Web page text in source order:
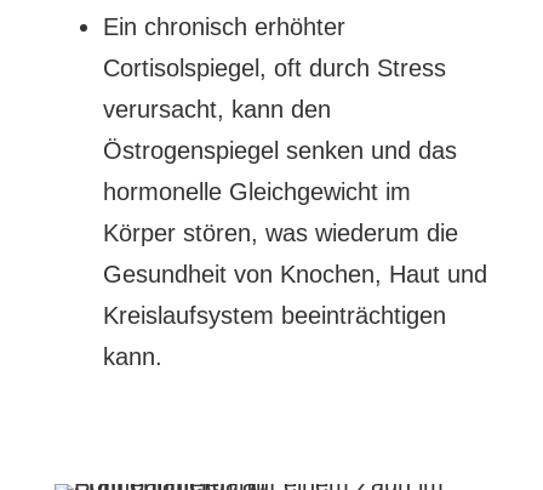
Ein chronisch erhöhter
Cortisolspiegel, oft durch Stress
verursacht, kann den
Östrogenspiegel senken und das
hormonelle Gleichgewicht im
Körper stören, was wiederum die
Gesundheit von Knochen, Haut und
Kreislaufsystem beeinträchtigen
kann.